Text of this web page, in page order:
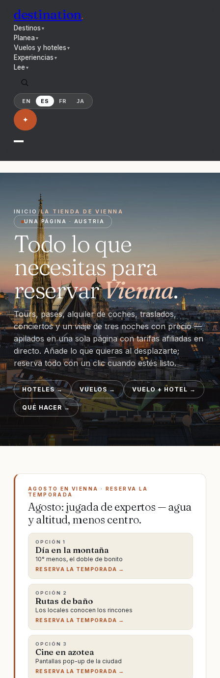
destination.
Destinos ▼
Planea▼
Vuelos y hoteles ▼
Experiencias ▼
Lee ▼
EN ES FR JA
✦
INICIO /LA TIENDA DE VIENNA
UNA PÁGINA · AUSTRIA
Todo lo que
necesitas para
reservarVienna.
Tours, pases, alquiler de coches, traslados,
conciertos y un viaje de tres noches con precio —
apilados en una sola página con tarifas afiliadas en
directo. Añade lo que quieras al desplazarte;
reserva todo con un clic cuando estés listo.
HOTELES→ VUELOS→ VUELO + HOTEL→
QUÉ HACER→
AGOSTO EN VIENNA · RESERVA LA
TEMPORADA
Agosto: jugada de expertos — agua
y altitud, menos centro.
OPCIÓN 1
Día en la montaña
10° menos, el doble de bonito
RESERVA LA TEMPORADA →
OPCIÓN 2
Rutas de baño
Los locales conocen los rincones
RESERVA LA TEMPORADA →
OPCIÓN 3
Cine en azotea
Pantallas pop-up de la ciudad
RESERVA LA TEMPORADA →